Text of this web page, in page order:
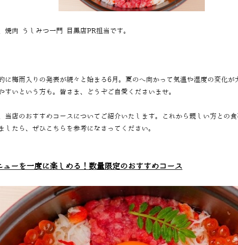
焼肉 うしみつ一門 目黒店PR担当です。
に梅雨入りの発表が続々と始まる6月。夏のへ向かって気温や湿度の変化が
すいという方も。皆さま、どうぞご自愛くださいませ。
当店のおすすめコースについてご紹介いたします。これから親しい方との
したら、ぜひこちらを参考になさってください。
ューを一度に楽しめる！数量限定のおすすめコース